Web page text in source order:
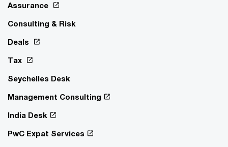
Assurance
Consulting & Risk
Deals
Tax
Seychelles Desk
Management Consulting
India Desk
PwC Expat Services